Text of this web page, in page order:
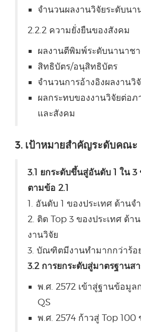
จำนวนผลงานวิจัยระดับนา
2.2.2 ความยั่งยืนของสังคม
ผลงานตีพิมพ์ระดับนานาช
สิทธิบัตร/อนุสิทธิบัตร
จำนวนการอ้างอิงผลงานวิ
ผลกระทบของงานวิจัยต่อ
และสังคม
3. เป้าหมายสำคัญระดับคณะ
3.1 ยกระดับขึ้นสู่อันดับ 1 ใน 3
ตามข้อ 2.1
1. อันดับ 1 ของประเทศ ด้าน
2. ติด Top 3 ของประเทศ ด้า
งานวิจัย
3. บัณฑิตมีงานทำมากกว่าร้อ
3.2 การยกระดับสู่มาตรฐานส
พ.ศ. 2572 เข้าสู่ฐานข้อมูล
QS
พ.ศ. 2574 ก้าวสู่ Top 100